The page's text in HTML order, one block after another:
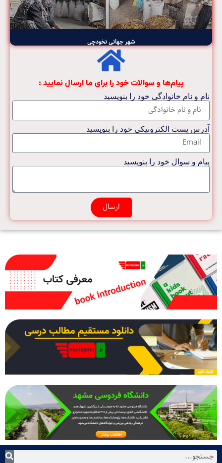
شهر جهانی نخودچی
پیام‌ها و سوالات خود را برای ما ارسال نمایید :
نام و نام خانوادگی خود را بنویسید
آدرس پست الکترونیکی خود را بنویسید
پیام و سوال خود را بنویسید
ارسال